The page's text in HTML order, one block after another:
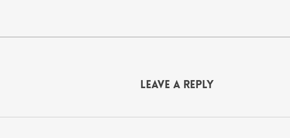
Leave a Reply